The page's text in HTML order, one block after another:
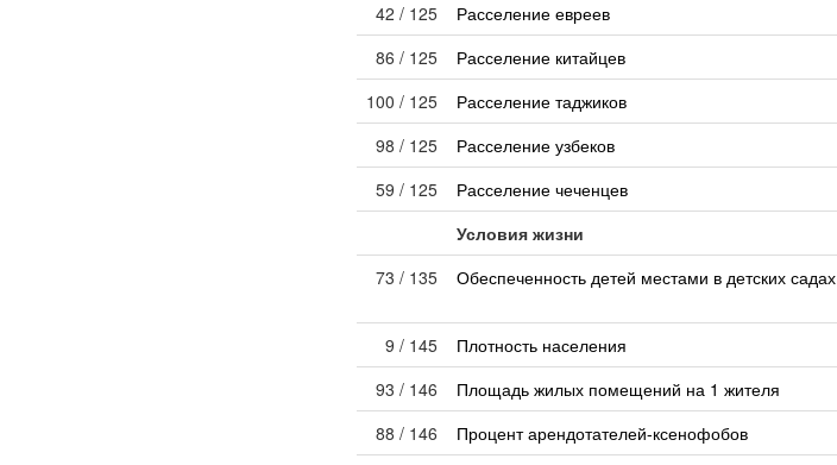
42 / 125
Расселение евреев
86 / 125
Расселение китайцев
100 / 125
Расселение таджиков
98 / 125
Расселение узбеков
59 / 125
Расселение чеченцев
Условия жизни
73 / 135
Обеспеченность детей местами в детских садах
9 / 145
Плотность населения
93 / 146
Площадь жилых помещений на 1 жителя
88 / 146
Процент арендотателей-ксенофобов